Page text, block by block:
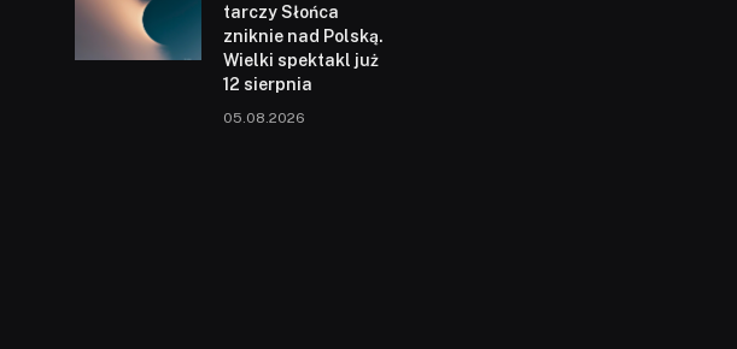
tarczy Słońca
zniknie nad Polską.
Wielki spektakl już
12 sierpnia
05.08.2026